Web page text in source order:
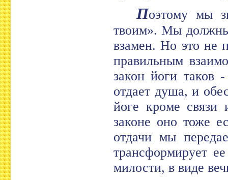
Поэтому мы
твоим». Мы должны
взамен. Но это не
правильным
закон йоги таков
отдает душа, и
йоге кроме
законе оно тоже
отдачи мы
трансформирует
милости, в виде